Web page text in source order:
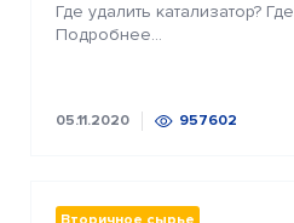
Где удалить катализатор?
Подробнее...
05.11.2020 957602